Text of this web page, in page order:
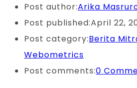
Post author:Arika
Post published:April 22,
Post category:Berita
Webometrics
Post comments:0